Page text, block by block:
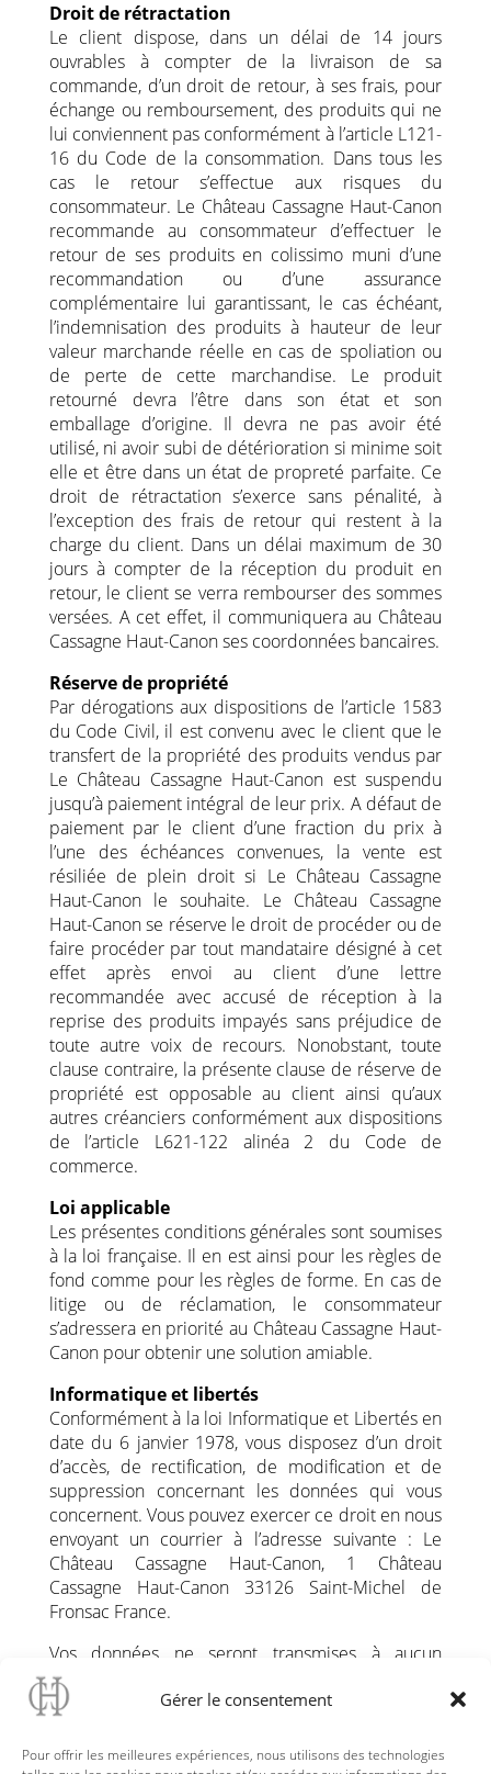
Gérer le consentement
Pour offrir les meilleures expériences, nous utilisons des technologies
Droit de rétractation
Le client dispose, dans un délai de 14 jours
ouvrables à compter de la livraison de sa
commande, d’un droit de retour, à ses frais, pour
échange ou remboursement, des produits qui ne
lui conviennent pas conformément à l’article L121-
16 du Code de la consommation. Dans tous les
cas le retour s’effectue aux risques du
consommateur. Le Château Cassagne Haut-Canon
recommande au consommateur d’effectuer le
retour de ses produits en colissimo muni d’une
recommandation ou d’une assurance
complémentaire lui garantissant, le cas échéant,
l’indemnisation des produits à hauteur de leur
valeur marchande réelle en cas de spoliation ou
de perte de cette marchandise. Le produit
retourné devra l’être dans son état et son
emballage d’origine. Il devra ne pas avoir été
utilisé, ni avoir subi de détérioration si minime soit
elle et être dans un état de propreté parfaite. Ce
droit de rétractation s’exerce sans pénalité, à
l’exception des frais de retour qui restent à la
charge du client. Dans un délai maximum de 30
jours à compter de la réception du produit en
retour, le client se verra rembourser des sommes
versées. A cet effet, il communiquera au Château
Cassagne Haut-Canon ses coordonnées bancaires.
Réserve de propriété
Par dérogations aux dispositions de l’article 1583
du Code Civil, il est convenu avec le client que le
transfert de la propriété des produits vendus par
Le Château Cassagne Haut-Canon est suspendu
jusqu’à paiement intégral de leur prix. A défaut de
paiement par le client d’une fraction du prix à
l’une des échéances convenues, la vente est
résiliée de plein droit si Le Château Cassagne
Haut-Canon le souhaite. Le Château Cassagne
Haut-Canon se réserve le droit de procéder ou de
faire procéder par tout mandataire désigné à cet
effet après envoi au client d’une lettre
recommandée avec accusé de réception à la
reprise des produits impayés sans préjudice de
toute autre voix de recours. Nonobstant, toute
clause contraire, la présente clause de réserve de
propriété est opposable au client ainsi qu’aux
autres créanciers conformément aux dispositions
de l’article L621-122 alinéa 2 du Code de
commerce.
Loi applicable
Les présentes conditions générales sont soumises
à la loi française. Il en est ainsi pour les règles de
fond comme pour les règles de forme. En cas de
litige ou de réclamation, le consommateur
s’adressera en priorité au Château Cassagne Haut-
Canon pour obtenir une solution amiable.
Informatique et libertés
Conformément à la loi Informatique et Libertés en
date du 6 janvier 1978, vous disposez d’un droit
d’accès, de rectification, de modification et de
suppression concernant les données qui vous
concernent. Vous pouvez exercer ce droit en nous
envoyant un courrier à l’adresse suivante : Le
Château Cassagne Haut-Canon, 1 Château
Cassagne Haut-Canon 33126 Saint-Michel de
Fronsac France.
Vos données ne seront transmises à aucun
organisme extérieur.
Droits de propriété intellectuelle
Cassagne Haut-Canon est la propriété du vendeur.